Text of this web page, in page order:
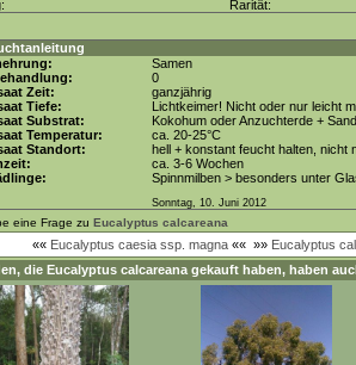
Rarität:
Samen
0
Zeit:
ganzjährig
Tiefe:
Lichtkeimer! Nicht oder nur leicht
Substrat:
Kokohum oder Anzuchterde +
Temperatur:
ca. 20-25°C
Standort:
hell + konstant feucht halten, nicht
ca. 3-6 Wochen
Spinnmilben > besonders unter
Sonntag, 10. Juni 2012
eine Frage zu Eucalyptus calcareana
«« Eucalyptus caesia ssp. magna «« »» Eucalyptus
die Eucalyptus calcareana gekauft haben, haben